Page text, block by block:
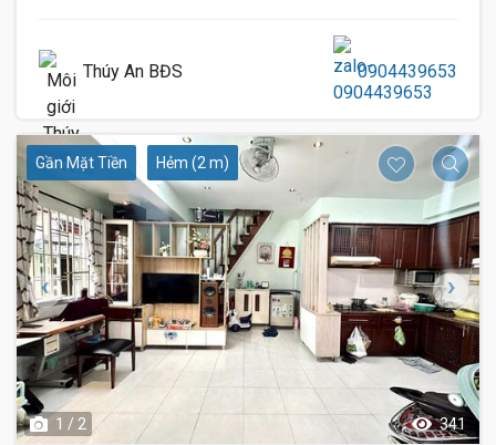
Thúy An BĐS 0904439653
Gần Mặt Tiền Hẻm (2 m)
1 / 2 341